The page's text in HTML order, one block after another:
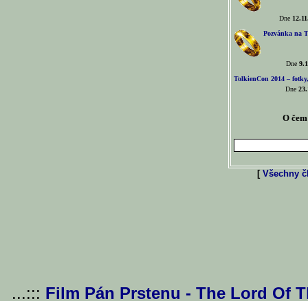
Dne
Pozvánka na
Dne
TolkienCon 2014 –
Dne
O
[ Všechny
...::: Film Pán Prstenu - The Lord Of